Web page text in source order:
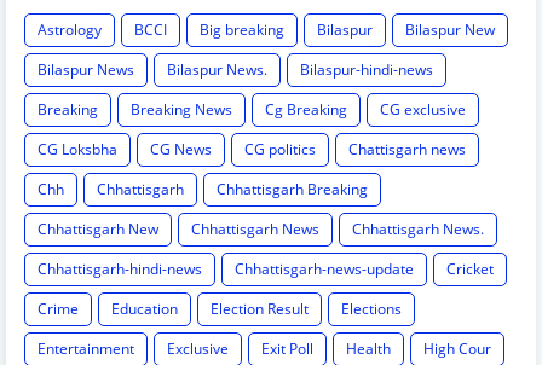
Astrology BCCI Big breaking Bilaspur
Bilaspur New
Bilaspur News
Bilaspur News.
Bilaspur-hindi-news
Breaking
Breaking News Cg Breaking
CG exclusive
CG Loksbha
CG News CG politics
Chattisgarh news
Chh
Chhattisgarh
Chhattisgarh Breaking
Chhattisgarh New
Chhattisgarh News
Chhattisgarh News.
Chhattisgarh-hindi-news
Chhattisgarh-news-update
Cricket
Crime
Education Election Result
Elections
Entertainment
Exclusive Exit Poll Health
High Cour